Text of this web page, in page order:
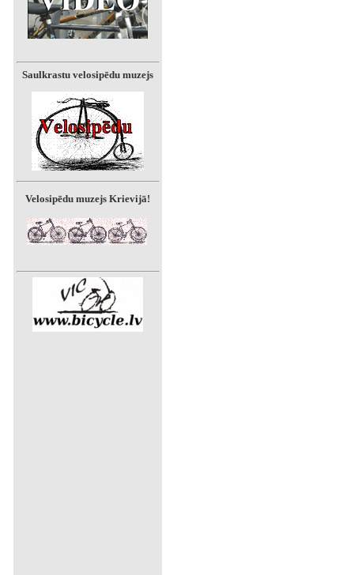
Saulkrastu velosipēdu muzejs
Velosipēdu muzejs Krievijā!